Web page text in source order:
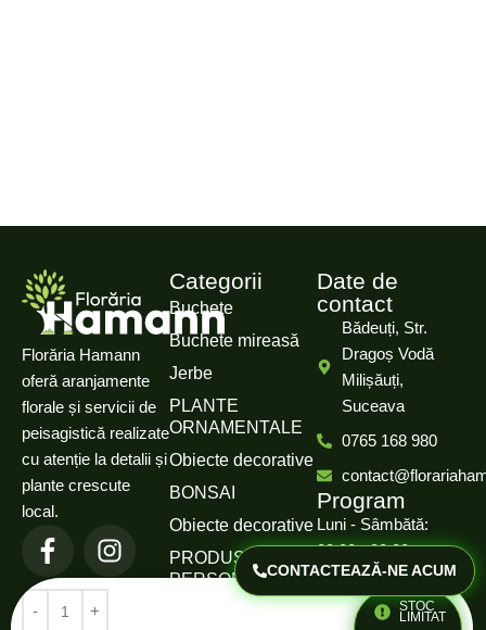
STOC
LIMITAT
Florăria Hamann
oferă aranjamente
florale și servicii de
peisagistică realizate
cu atenție la detalii și
plante crescute
local.
Categorii
Buchete
Buchete mireasă
Jerbe
PLANTE
ORNAMENTALE
Obiecte decorative
BONSAI
Obiecte decorative
PRODUSE
PERSONALIZATE
Date de
contact
Bădeuți, Str.
Dragoș Vodă
Milișăuți,
Suceava
0765 168 980
Program
Luni - Sâmbătă:
08:00 - 20:00
CONTACTEAZĂ-NE ACUM